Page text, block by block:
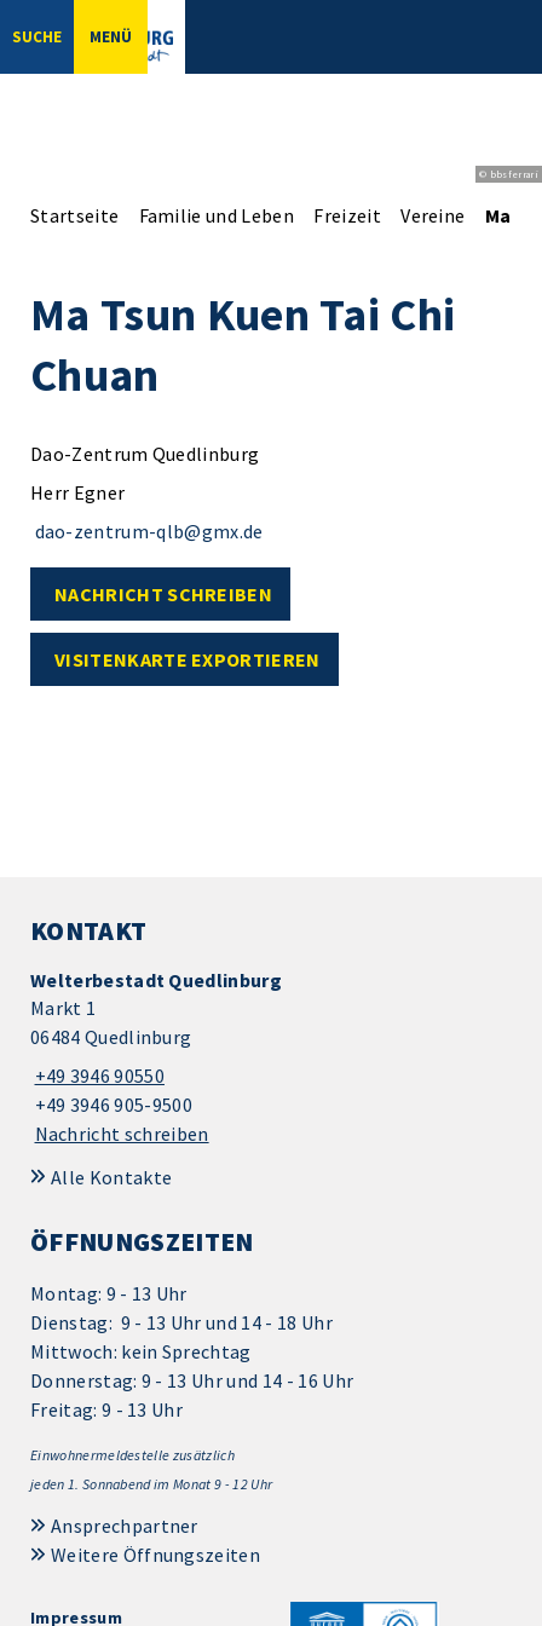
SUCHE MENÜ
© bbsferrari
Startseite Familie und Leben Freizeit Vereine Ma
Ma Tsun Kuen Tai Chi
Chuan
Dao-Zentrum Quedlinburg
Herr Egner
dao-zentrum-qlb@gmx.de
NACHRICHT SCHREIBEN
VISITENKARTE EXPORTIEREN
KONTAKT
Welterbestadt Quedlinburg
Markt 1
06484 Quedlinburg
+49 3946 90550
+49 3946 905-9500
Nachricht schreiben
Alle Kontakte
ÖFFNUNGSZEITEN
Montag: 9 - 13 Uhr
Dienstag: 9 - 13 Uhr und 14 - 18 Uhr
Mittwoch: kein Sprechtag
Donnerstag: 9 - 13 Uhr und 14 - 16 Uhr
Freitag: 9 - 13 Uhr
Einwohnermeldestelle zusätzlich
jeden 1. Sonnabend im Monat 9 - 12 Uhr
Ansprechpartner
Weitere Öffnungszeiten
Impressum